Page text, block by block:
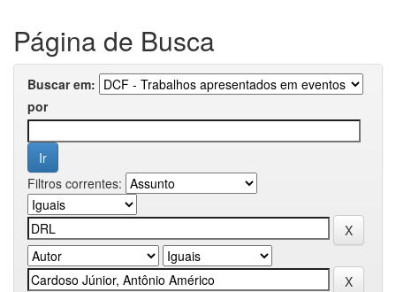
Página de Busca
Buscar em:
por
Filtros correntes: